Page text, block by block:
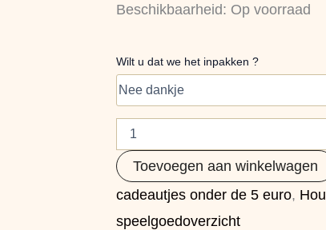
Beschikbaarheid: Op voorraad
Wilt u dat we het inpakken ?
Toevoegen aan winkelwagen
cadeautjes onder de 5 euro,
speelgoedoverzicht